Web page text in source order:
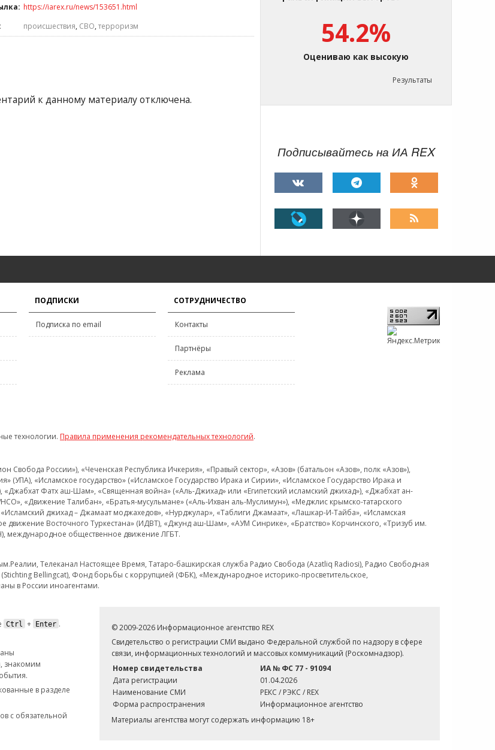
https://iarex.ru/news/153651.html
происшествия, СВО, терроризм
к данному материалу отключена.
54.2%
Оцениваю как высокую
Результаты
Подписывайтесь на ИА REX
ПОДПИСКИ
Подписка по email
СОТРУДНИЧЕСТВО
Контакты
Партнёры
Реклама
технологии. Правила применения рекомендательных технологий.
России»), «Чеченская Республика Ичкерия», «Правый сектор», «Азов» (батальон «Азов», полк «Азов»),
(УПА), «Исламское государство» («Исламское Государство Ирака и Сирии», «Исламское Государство Ирака и
Фатх аш-Шам», «Священная война» («Аль-Джихад» или «Египетский исламский джихад»), «Джабхат ан-
«Движение Талибан», «Братья-мусульмане» («Аль-Ихван аль-Муслимун»), «Меджлис крымско-татарского
«Исламский джихад – Джамаат моджахедов», «Нурджулар», «Таблиги Джамаат», «Лашкар-И-Тайба», «Исламская
движение Восточного Туркестана» (ИДВТ), «Джунд аш-Шам», «АУМ Синрике», «Братство» Корчинского, «Тризуб им.
международное общественное движение ЛГБТ.
Телеканал Настоящее Время, Татаро-башкирская служба Радио Свобода (Azatliq Radiosi), Радио Свободная
Bellingcat), Фонд борьбы с коррупцией (ФБК), «Международное историко-просветительское,
в России иноагентами.
Ctrl + Enter .
знакомим
в разделе
с обязательной
© 2009-2026 Информационное агентство REX
Свидетельство о регистрации СМИ выдано Федеральной службой по надзору в сфере
связи, информационных технологий и массовых коммуникаций (Роскомнадзор).
Номер свидетельства
ИА № ФС 77 - 91094
Дата регистрации
01.04.2026
Наименование СМИ
РЕКС / РЭКС / REX
Форма распространения
Информационное агентство
Материалы агентства могут содержать информацию 18+